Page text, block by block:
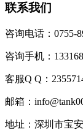
联系我们
咨询电话：0755-
咨询手机：
客服Q Q：
邮箱：
地址：深圳市宝